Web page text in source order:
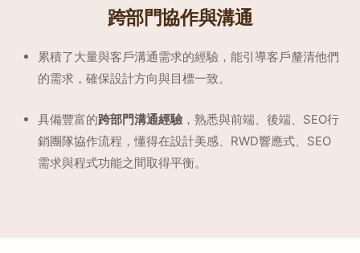
跨部門協作與溝通
累積了大量與客戶溝通需求的經驗，能引導客戶釐清他們
的需求，確保設計方向與目標一致。
具備豐富的跨部門溝通經驗，熟悉與前端、後端、SEO行
銷團隊協作流程，懂得在設計美感、RWD響應式、SEO
需求與程式功能之間取得平衡。